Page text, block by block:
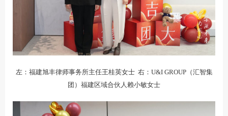
左：福建旭丰律师事务所主任王桂英女士 右：U&I GROUP（汇智集
团）福建区域合伙人赖小敏女士